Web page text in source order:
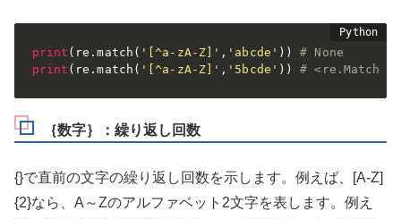
print ( re .match ( '[^a-zA-Z]' , 'abcde' ) )
# None
print ( re .match ( '[^a-zA-Z]' , '5bcde' ) ) # <re.Match
｛数字｝：繰り返し回数
{}で直前の文字の繰り返し回数を示します。例えば、[A-Z]
{2}なら、A～Zのアルファベット2文字を表します。例え